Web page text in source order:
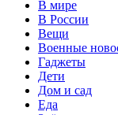
В мире
В России
Вещи
Военные
Гаджеты
Дети
Дом и сад
Еда